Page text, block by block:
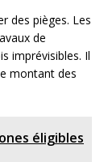
des pièges. Les
de
imprévisibles. Il
montant des
éligibles